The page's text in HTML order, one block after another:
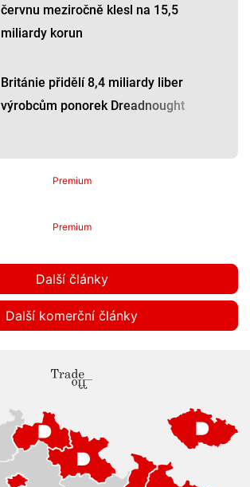
červnu meziročně klesl na 15,5
miliardy korun
Británie přidělí 8,4 miliardy liber
výrobcům ponorek Dreadnought
Premium
Premium
Další články
Další komerční články